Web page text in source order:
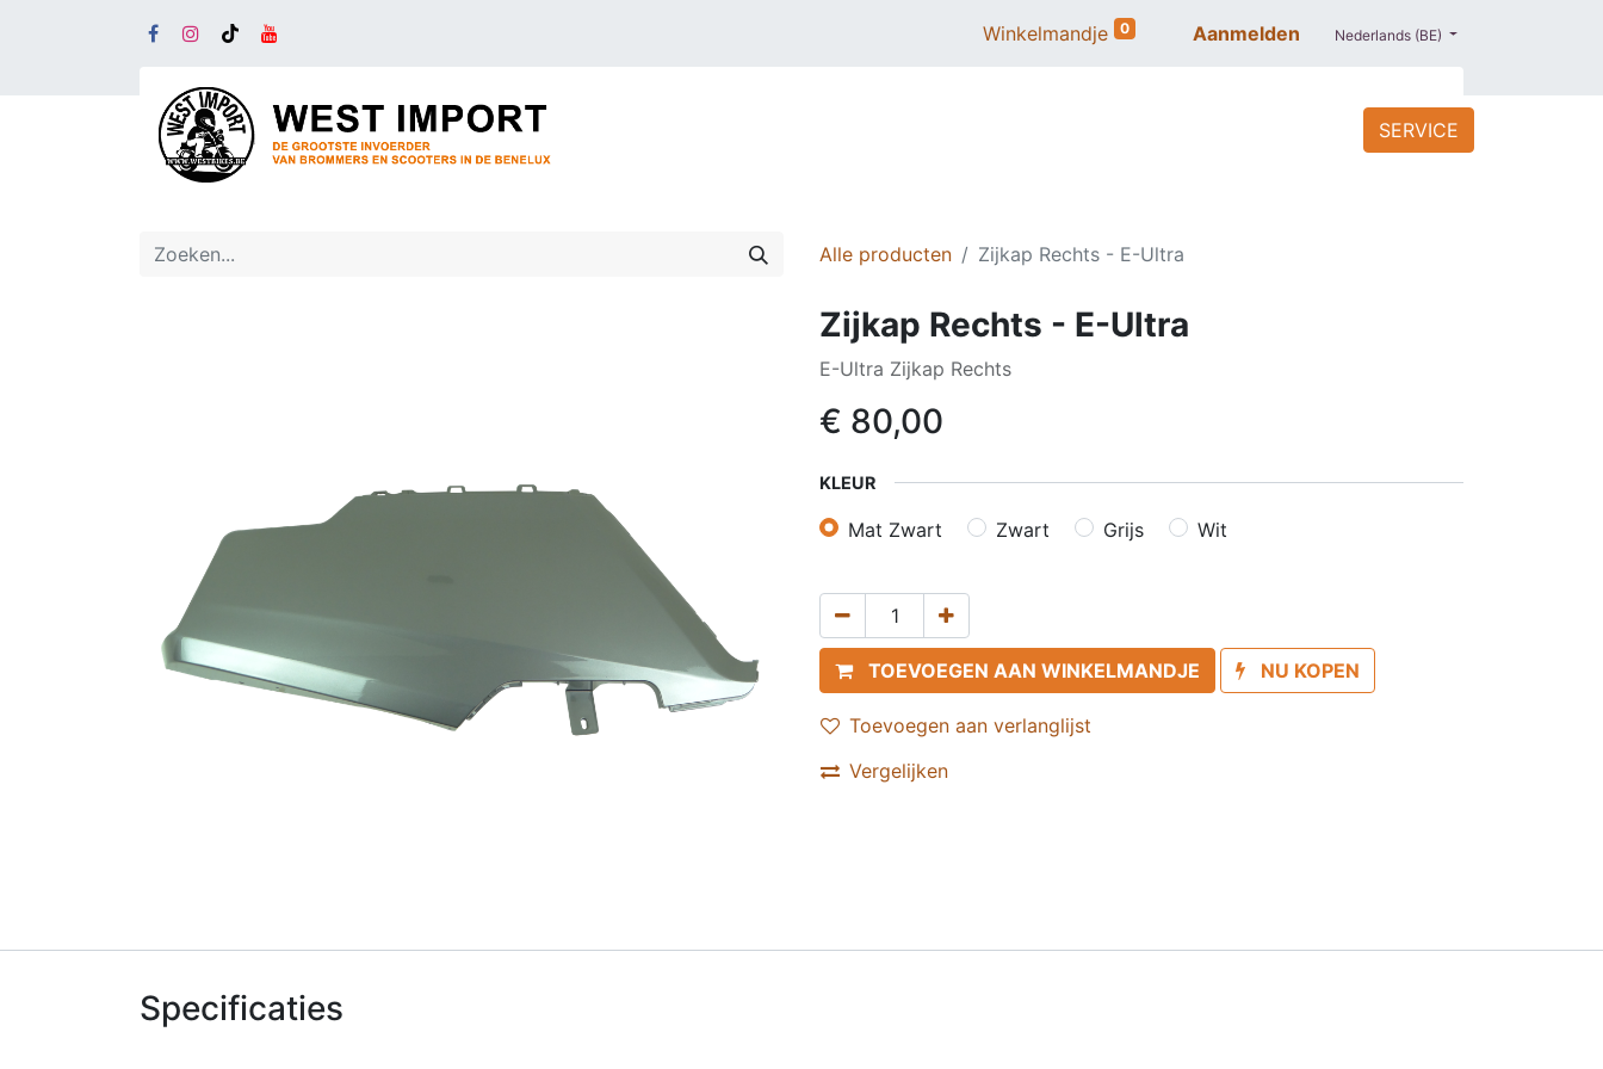
Winkelmandje 0 Aanmelden Nederlands (BE)
PROMO
SERVICE
Alle producten Zijkap Rechts - E-Ultra
Zijkap Rechts - E-Ultra
E-Ultra Zijkap Rechts
€ 80,00
KLEUR
Mat Zwart Zwart Grijs Wit
TOEVOEGEN AAN WINKELMANDJE NU KOPEN
Toevoegen aan verlanglijst
Vergelijken
Specificaties